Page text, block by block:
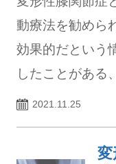
動療法を勧めら
効果的だという
したことがある
2021.11.25
変